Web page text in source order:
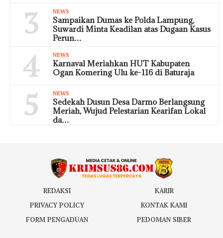
3 NEWS
Sampaikan Dumas ke Polda Lampung,
Suwardi Minta Keadilan atas Dugaan Kasus
Perun…
4 NEWS
Karnaval Meriahkan HUT Kabupaten
Ogan Komering Ulu ke-116 di Baturaja
5 NEWS
Sedekah Dusun Desa Darmo Berlangsung
Meriah, Wujud Pelestarian Kearifan Lokal
da…
REDAKSI
KARIR
PRIVACY POLICY
KONTAK KAMI
FORM PENGADUAN
PEDOMAN SIBER